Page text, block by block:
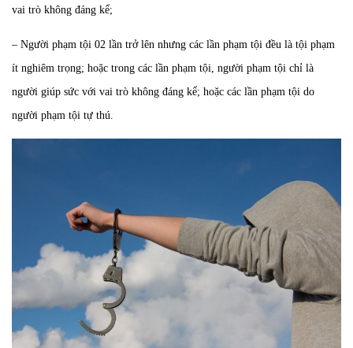
vai trò không đáng kể;
– Người phạm tội 02 lần trở lên nhưng các lần phạm tội đều là tội phạm
ít nghiêm trọng; hoặc trong các lần phạm tội, người phạm tội chỉ là
người giúp sức với vai trò không đáng kể; hoặc các lần phạm tội do
người phạm tội tự thú.